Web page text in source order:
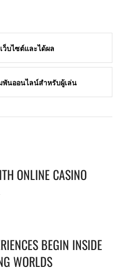
ว็บไซต์และได้ผล
พันออนไลน์สำหรับผู้เล่น
ONLINE CASINO
BEGIN INSIDE
WORLDS